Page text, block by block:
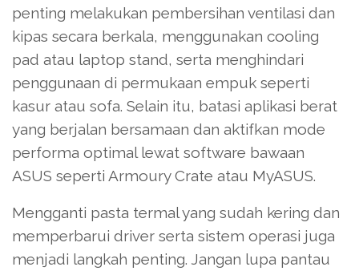
penting melakukan pembersihan ventilasi dan
kipas secara berkala, menggunakan cooling
pad atau laptop stand, serta menghindari
penggunaan di permukaan empuk seperti
kasur atau sofa. Selain itu, batasi aplikasi berat
yang berjalan bersamaan dan aktifkan mode
performa optimal lewat software bawaan
ASUS seperti Armoury Crate atau MyASUS.
Mengganti pasta termal yang sudah kering dan
memperbarui driver serta sistem operasi juga
menjadi langkah penting. Jangan lupa pantau